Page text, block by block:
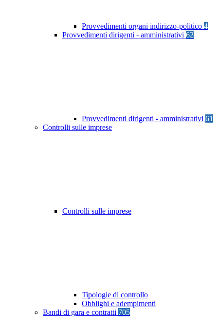
Provvedimenti organi indirizzo-politico 4
Provvedimenti dirigenti - amministrativi 62
Provvedimenti dirigenti - amministrativi 61
Controlli sulle imprese
Controlli sulle imprese
Tipologie di controllo
Obblighi e adempimenti
Bandi di gara e contratti 705